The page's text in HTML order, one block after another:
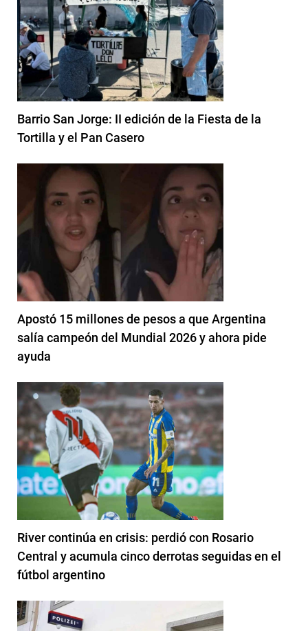
Barrio San Jorge: II edición de la Fiesta de la
Tortilla y el Pan Casero
Apostó 15 millones de pesos a que Argentina
salía campeón del Mundial 2026 y ahora pide
ayuda
River continúa en crisis: perdió con Rosario
Central y acumula cinco derrotas seguidas en el
fútbol argentino